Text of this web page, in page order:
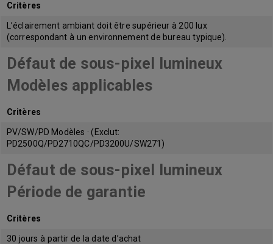
Critères
L’éclairement ambiant doit être supérieur à 200 lux
(correspondant à un environnement de bureau typique).
Défaut de sous-pixel lumineux
Modèles applicables
Critères
PV/SW/PD Modèles · (Exclut:
PD2500Q/PD2710QC/PD3200U/SW271)
Défaut de sous-pixel lumineux
Période de garantie
Critères
30 jours à partir de la date d’achat